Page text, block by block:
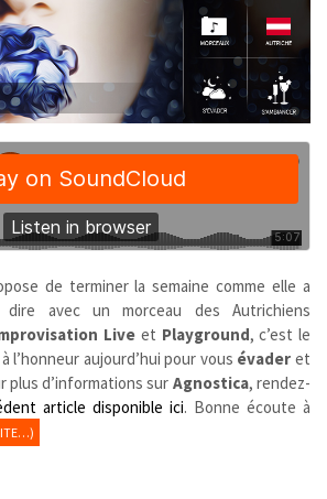
de terminer la semaine comme elle a
dire avec un morceau des Autrichiens
Live et Playground, c’est le
l’honneur aujourd’hui pour vous évader et
plus d’informations sur Agnostica, rendez-
article disponible ici. Bonne écoute à